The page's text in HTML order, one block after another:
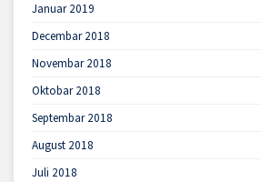
Januar 2019
Decembar 2018
Novembar 2018
Oktobar 2018
Septembar 2018
August 2018
Juli 2018